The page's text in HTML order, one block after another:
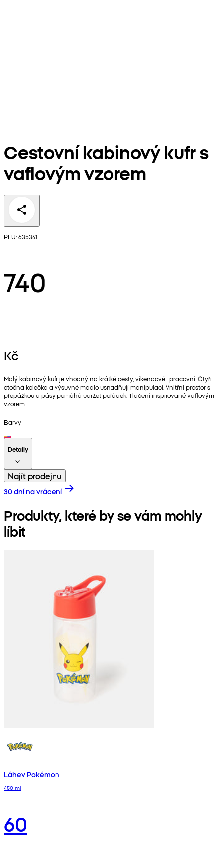
Cestovní kabinový kufr s
vaflovým vzorem
PLU: 635341
740
Kč
Malý kabinový kufr je vhodný na krátké cesty, víkendové i pracovní. Čtyři
otočná kolečka a výsuvné madlo usnadňují manipulaci. Vnitřní prostor s
přepážkou a pásy pomáhá udržet pořádek. Tlačení inspirované vaflovým
vzorem.
Barvy
Detaily
Najít prodejnu
30 dní na vrácení
Produkty, které by se vám mohly
líbit
Láhev Pokémon
450 ml
60